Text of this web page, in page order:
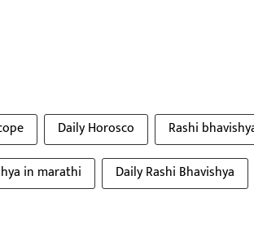
Daily Horosco
Rashi
in marathi
Daily Rashi Bhavishya